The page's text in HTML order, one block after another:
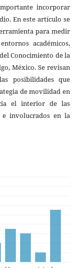
incorporar
En este artículo se
para medir
académicos,
Conocimiento de la
México. Se revisan
posibilidades que
de movilidad en
el interior de las
e involucrados en la